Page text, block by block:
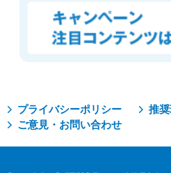
プライバシーポリシー 推
ご意見・お問い合わせ